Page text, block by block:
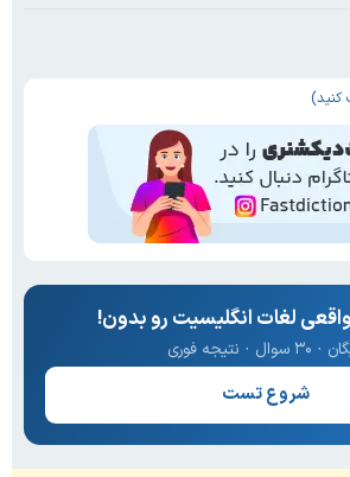
کنید)
لغات انگلیسیت رو بدون!
نتیجه فوری
شروع تست